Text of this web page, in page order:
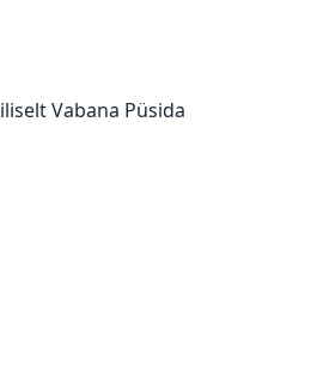
Vabana Püsida